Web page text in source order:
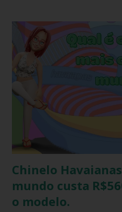
o amigo havaianas acontece no
comemorar o final do ano letivo
confraternizações do trabalho,
etc.. Além da diversão que a
também é uma excelente
havaianas e incorporar sua
Chinelo
mundo custa
o modelo.